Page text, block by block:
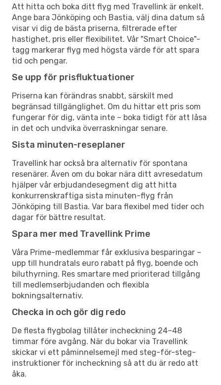
Att hitta och boka ditt flyg med Travellink är enkelt.
Ange bara Jönköping och Bastia, välj dina datum så
visar vi dig de bästa priserna, filtrerade efter
hastighet, pris eller flexibilitet. Vår "Smart Choice"-
tagg markerar flyg med högsta värde för att spara
tid och pengar.
Se upp för prisfluktuationer
Priserna kan förändras snabbt, särskilt med
begränsad tillgänglighet. Om du hittar ett pris som
fungerar för dig, vänta inte – boka tidigt för att låsa
in det och undvika överraskningar senare.
Sista minuten-reseplaner
Travellink har också bra alternativ för spontana
resenärer. Även om du bokar nära ditt avresedatum
hjälper vår erbjudandesegment dig att hitta
konkurrenskraftiga sista minuten-flyg från
Jönköping till Bastia. Var bara flexibel med tider och
dagar för bättre resultat.
Spara mer med Travellink Prime
Våra Prime-medlemmar får exklusiva besparingar –
upp till hundratals euro rabatt på flyg, boende och
biluthyrning. Res smartare med prioriterad tillgång
till medlemserbjudanden och flexibla
bokningsalternativ.
Checka in och gör dig redo
De flesta flygbolag tillåter incheckning 24–48
timmar före avgång. När du bokar via Travellink
skickar vi ett påminnelsemejl med steg-för-steg-
instruktioner för incheckning så att du är redo att
åka.